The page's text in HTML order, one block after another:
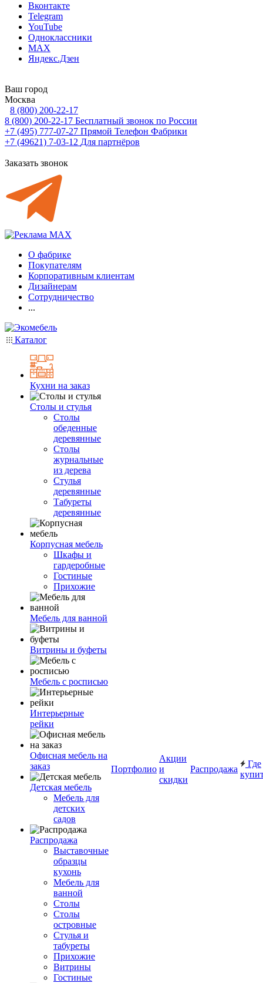
Вконтакте
Telegram
YouTube
Одноклассники
MAX
Яндекс.Дзен
Ваш город
Москва
8 (800) 200-22-17
8 (800) 200-22-17 Бесплатный звонок по России
+7 (495) 777-07-27 Прямой Телефон Фабрики
+7 (49621) 7-03-12 Для партнёров
Заказать звонок
О фабрике
Покупателям
Корпоративным клиентам
Дизайнерам
Сотрудничество
...
Каталог
Кухни на заказ
Столы и стулья
Столы
обеденные
деревянные
Столы
журнальные
из дерева
Стулья
деревянные
Табуреты
деревянные
Корпусная мебель
Шкафы и
гардеробные
Гостиные
Прихожие
Мебель для ванной
Витрины и буфеты
Мебель с росписью
Интерьерные
рейки
Офисная мебель на
заказ
Детская мебель
Мебель для
детских
садов
Распродажа
Выставочные
образцы
кухонь
Мебель для
ванной
Столы
Столы
островные
Стулья и
табуреты
Прихожие
Витрины
Гостиные
Портфолио
Акции
и
скидки
Распродажа
Где